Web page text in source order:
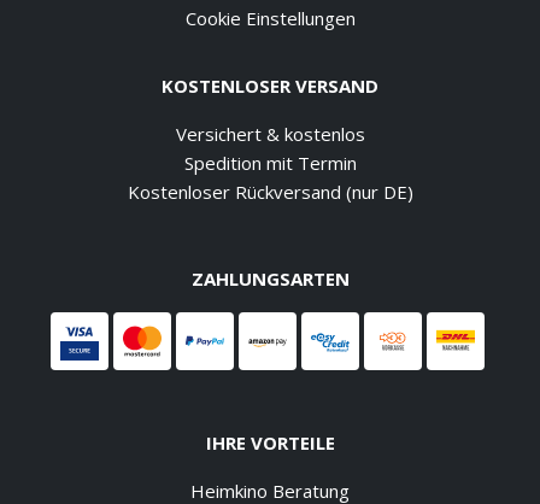
Cookie Einstellungen
KOSTENLOSER VERSAND
Versichert & kostenlos
Spedition mit Termin
Kostenloser Rückversand (nur DE)
ZAHLUNGSARTEN
IHRE VORTEILE
Heimkino Beratung